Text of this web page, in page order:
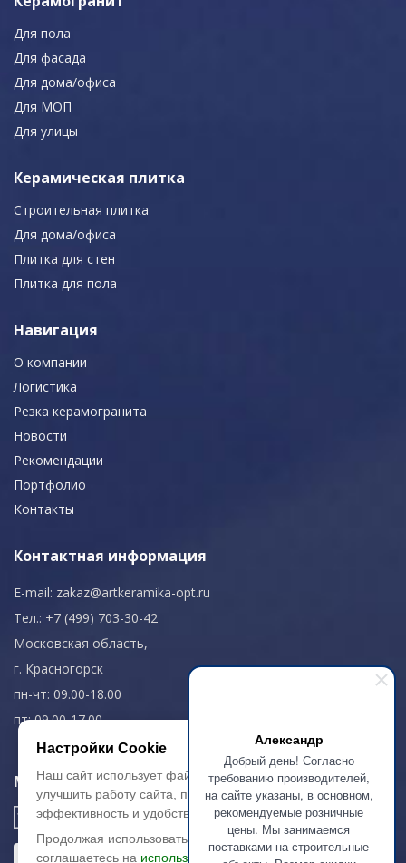
Александр
Добрый день! Согласно
требованию производителей,
на сайте указаны, в основном,
рекомендуемые розничные
цены. Мы занимаемся
поставками на строительные
Для пола
Для фасада
Для дома/офиса
Для МОП
Для улицы
Керамическая плитка
Строительная плитка
Для дома/офиса
Плитка для стен
Плитка для пола
Навигация
О компании
Логистика
Резка керамогранита
Новости
Рекомендации
Портфолио
Контакты
Контактная информация
E-mail: zakaz@artkeramika-opt.ru
Тел.: +7 (499) 703-30-42
Московская область,
г. Красногорск
пн-чт: 09.00-18.00
пт: 09.00-17.00
Мы в соц. сетях
Настройки Cookie
Наш сайт использует файлы cookie, чтобы
улучшить работу сайта, повысить его
эффективность и удобство.
Продолжая использовать сайт, вы
соглашаетесь на использование файлов